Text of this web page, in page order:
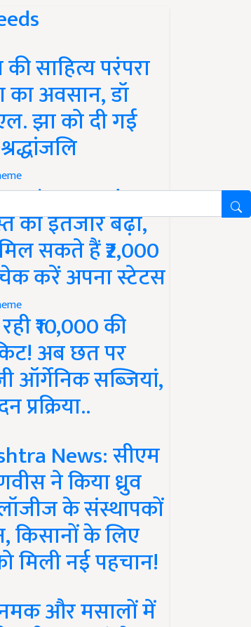
साहित्य परंपरा
अवसान, डॉ
झा को दी गई
Yojana Update:
का इंतजार बढ़ा,
सकते हैं ₹2,000
करें अपना स्टेटस
₹10,000 की
अब छत पर
ऑर्गेनिक सब्जियां,
News: सीएम
ने किया ध्रुव
के संस्थापकों
किसानों के लिए
मिली नई पहचान!
और मसालों में